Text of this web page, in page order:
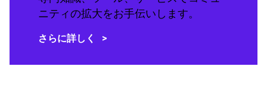
ニティの拡大をお手伝いします。
さらに詳しく